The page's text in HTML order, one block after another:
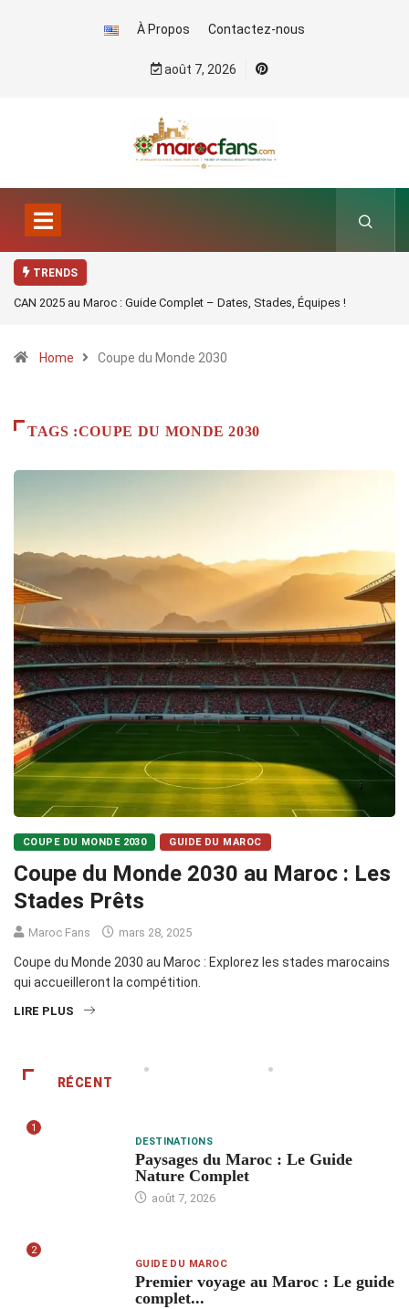
À Propos Contactez-nous
août 7, 2026
TRENDS
CAN 2025 au Maroc : Guide Complet – Dates, Stades, Équipes !
Home Coupe du Monde 2030
TAGS :COUPE DU MONDE 2030
COUPE DU MONDE 2030 GUIDE DU MAROC
Coupe du Monde 2030 au Maroc : Les
Stades Prêts
Maroc Fans mars 28, 2025
Coupe du Monde 2030 au Maroc : Explorez les stades marocains
qui accueilleront la compétition.
LIRE PLUS
RÉCENT
1
DESTINATIONS
Paysages du Maroc : Le Guide
Nature Complet
août 7, 2026
2
GUIDE DU MAROC
Premier voyage au Maroc : Le guide
complet...